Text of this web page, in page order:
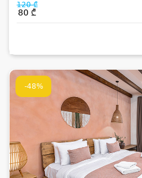
120 ₾
80 ₾
-48%